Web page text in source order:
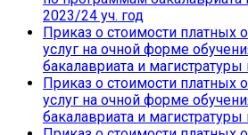
2023/24 уч. год
Приказ о стоимости платных
услуг на очной форме
бакалавриата и
Приказ о стоимости платных
услуг на очной форме
бакалавриата и